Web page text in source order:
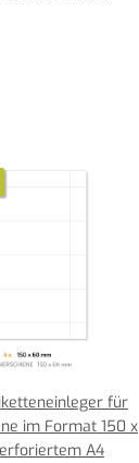
für
im Format 150 x
A4